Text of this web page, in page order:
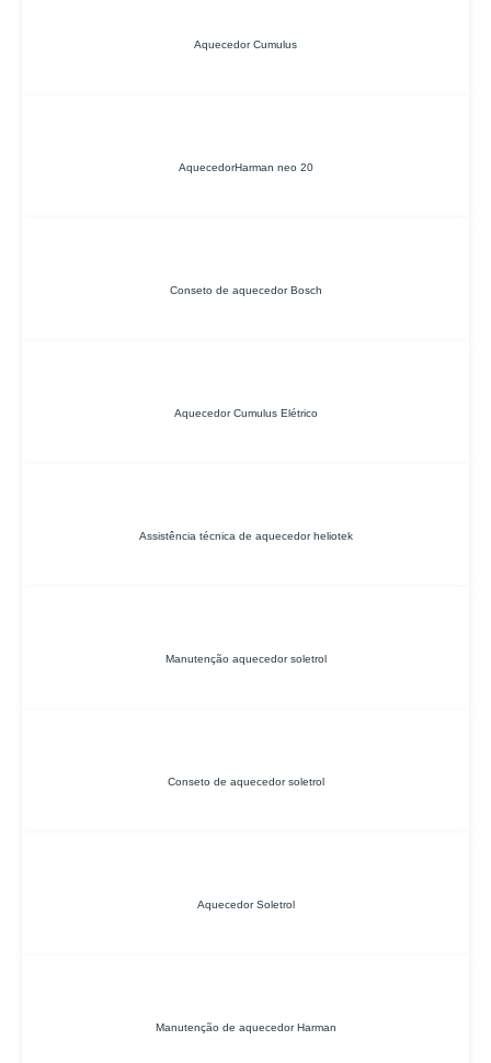
Aquecedor Cumulus
AquecedorHarman neo 20
Conseto de aquecedor Bosch
Aquecedor Cumulus Elétrico
Assistência técnica de aquecedor heliotek
Manutenção aquecedor soletrol
Conseto de aquecedor soletrol
Aquecedor Soletrol
Manutenção de aquecedor Harman